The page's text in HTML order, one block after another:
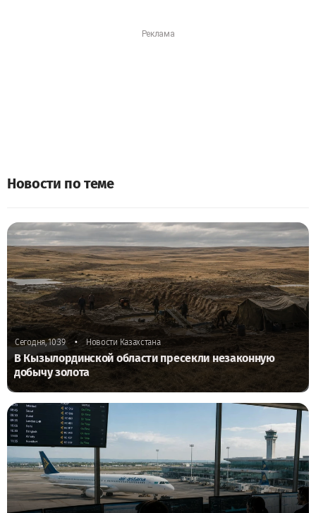
Новости по теме
Сегодня, 10:39 • Новости Казахстана
В Кызылординской области пресекли незаконную
добычу золота